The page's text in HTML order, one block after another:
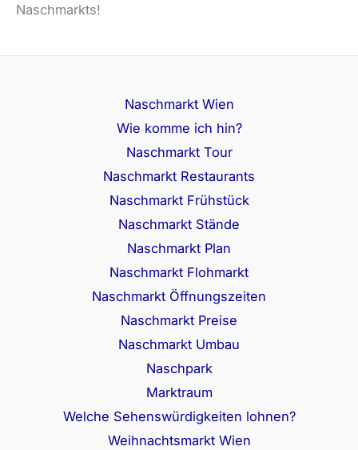
Naschmarkts!
Naschmarkt Wien
Wie komme ich hin?
Naschmarkt Tour
Naschmarkt Restaurants
Naschmarkt Frühstück
Naschmarkt Stände
Naschmarkt Plan
Naschmarkt Flohmarkt
Naschmarkt Öffnungszeiten
Naschmarkt Preise
Naschmarkt Umbau
Naschpark
Marktraum
Welche Sehenswürdigkeiten lohnen?
Weihnachtsmarkt Wien